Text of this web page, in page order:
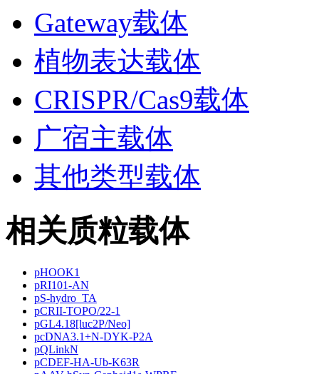
Gateway载体
植物表达载体
CRISPR/Cas9载体
广宿主载体
其他类型载体
相关质粒载体
pHOOK1
pRI101-AN
pS-hydro_TA
pCRII-TOPO/22-1
pGL4.18[luc2P/Neo]
pcDNA3.1+N-DYK-P2A
pQLinkN
pCDEF-HA-Ub-K63R